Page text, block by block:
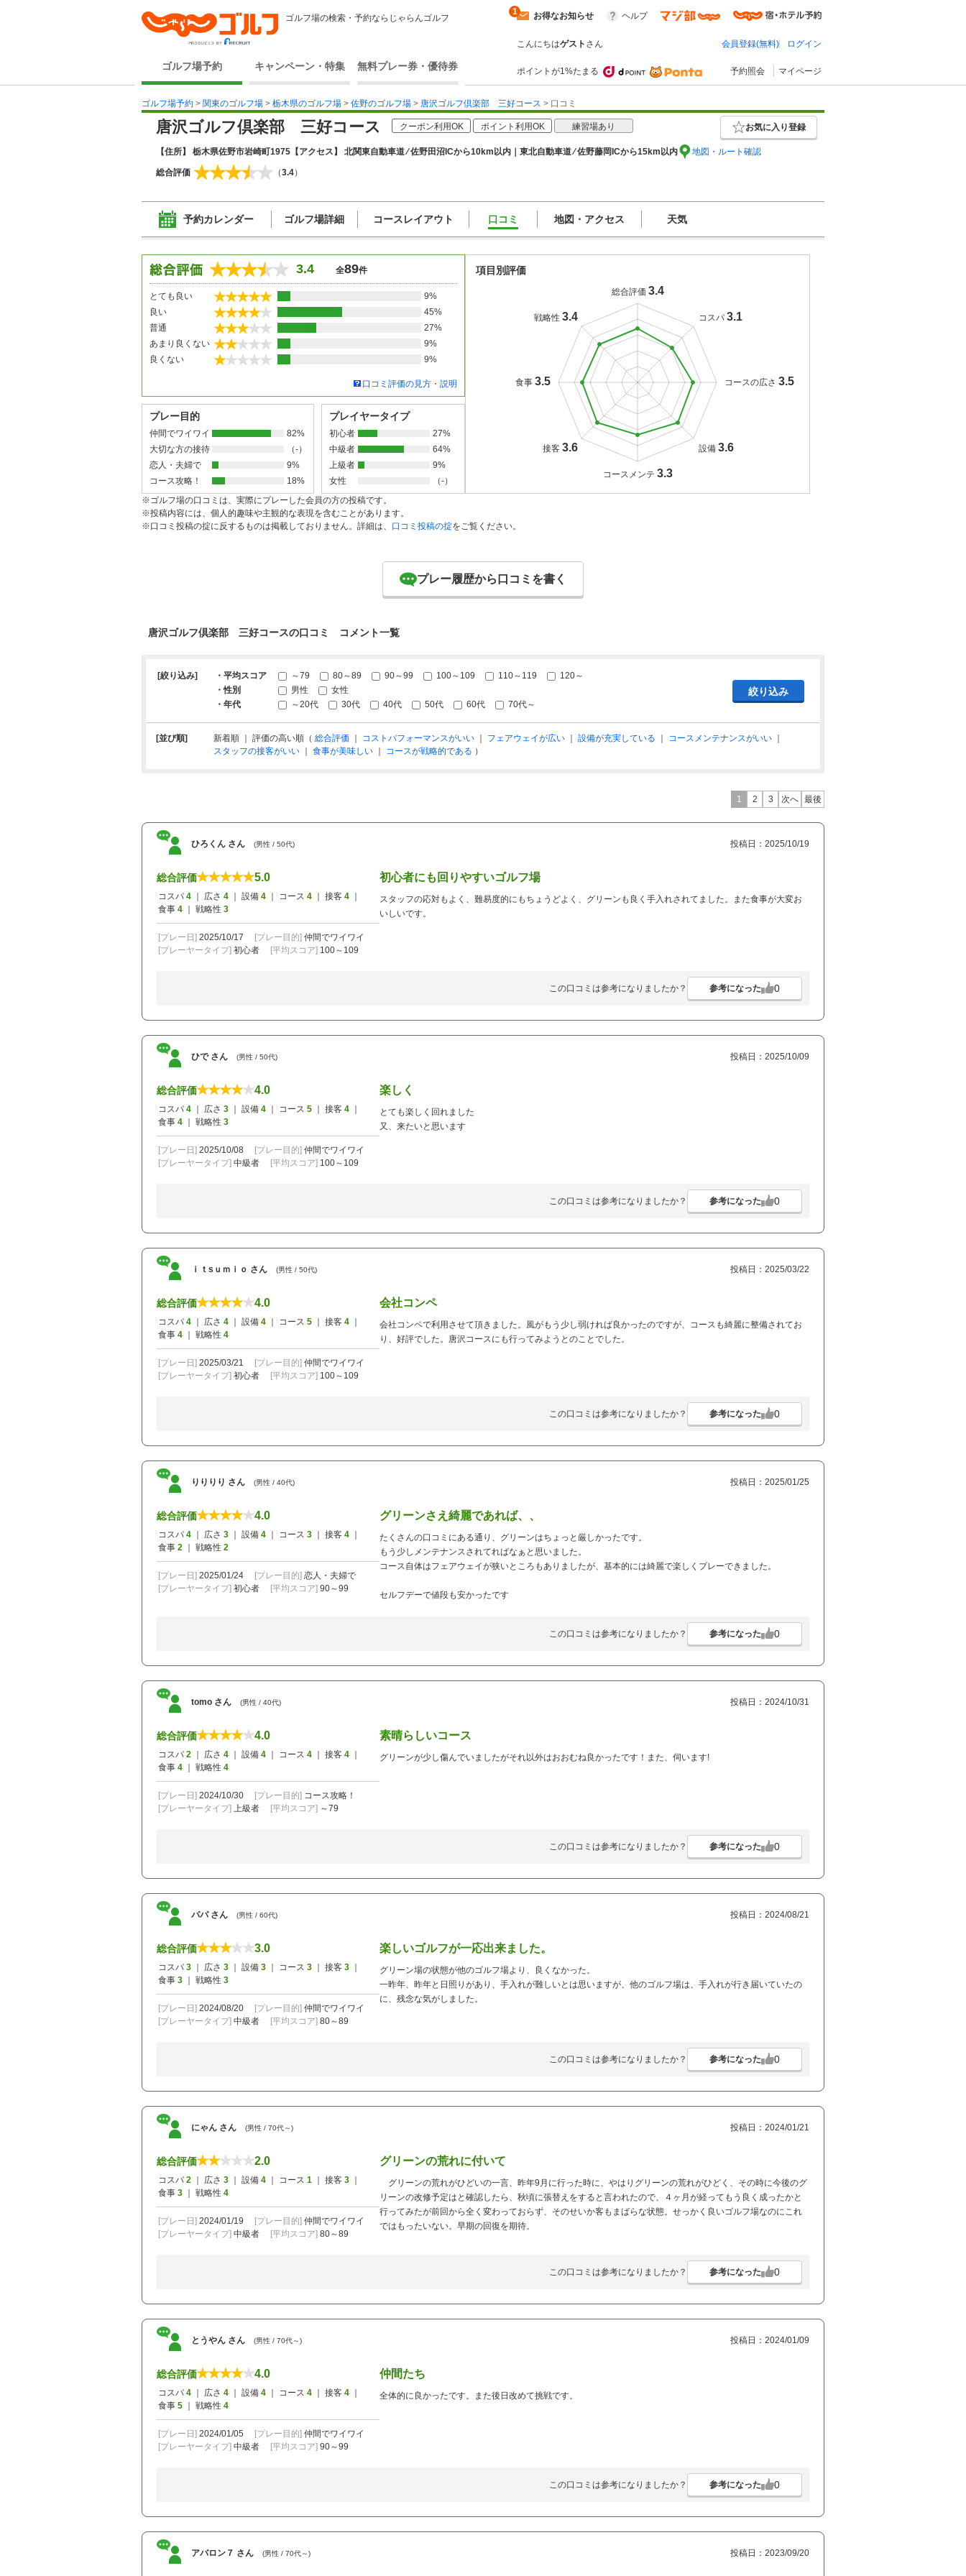
ゴルフ場の検索・予約ならじゃらんゴルフ
ゴルフ場予約 キャンペーン・特集 無料プレー券・優待券
お得なお知らせ
1 ヘルプ
こんにちはゲスト さん 会員登録(無料) ログイン
ポイントが1%たまる 予約照会 マイページ
ゴルフ場予約 > 関東のゴルフ場 > 栃木県のゴルフ場 > 佐野のゴルフ場 > 唐沢ゴルフ倶楽部 三好コース > 口コミ
唐沢ゴルフ倶楽部 三好コース クーポン利用OK ポイント利用OK 練習場あり お気に入り登録
【住所】 栃木県佐野市岩崎町1975 【アクセス】 北関東自動車道 ⁄ 佐野田沼ICから10km以内｜東北自動車道 ⁄ 佐野藤岡ICから15km以内 地図・ルート確認
総合評価 （3.4）
予約カレンダー ゴルフ場詳細 コースレイアウト 口コミ 地図・アクセス 天気
3.4 全89件
とても良い
9%
良い
45%
普通
27%
あまり良くない
9%
良くない
9%
口コミ評価の見方・説明
プレー目的
仲間でワイワイ
82%
大切な方の接待
（-）
恋人・夫婦で
9%
コース攻略！
18%
プレイヤータイプ
初心者
27%
中級者
64%
上級者
9%
女性
（-）
項目別評価
総合評価 3.4
コスパ 3.1
コースの広さ 3.5
設備 3.6
コースメンテ 3.3
接客 3.6
食事 3.5
戦略性 3.4
※ゴルフ場の口コミは、実際にプレーした会員の方の投稿です。
※投稿内容には、個人的趣味や主観的な表現を含むことがあります。
※口コミ投稿の掟に反するものは掲載しておりません。詳細は、 口コミ投稿の掟をご覧ください。
プレー履歴から口コミを書く
唐沢ゴルフ倶楽部 三好コースの口コミ コメント一覧
[絞り込み] ・平均スコア ～79 80～89 90～99 100～109 110～119
120～
・性別
男性
女性
・年代
～20代 30代 40代 50代 60代 70代～
[並び順] 新着順 ｜ 評価の高い順（ 総合評価 コストパフォーマンスがいい フェアウェイが広い 設備が充実している コースメンテナンスがいい
スタッフの接客がいい
食事が美味しい コースが戦略的である ）
1 2 3 次へ 最後
ひろくん さん (男性 / 50代) 投稿日：2025/10/19
総合評価 5.0
コスパ 4 ｜ 広さ 4 ｜ 設備 4 ｜ コース 4 ｜ 接客 4
食事 4 ｜ 戦略性 3
[プレー日] 2025/10/17 [プレー目的] 仲間でワイワイ
[プレーヤータイプ] 初心者 [平均スコア] 100～109
初心者にも回りやすいゴルフ場
スタッフの応対もよく、難易度的にもちょうどよく、グリーンも良く手入れされてました。また食事が大変お
いしいです。
この口コミは参考になりましたか？ 参考になった 0
ひで さん (男性 / 50代) 投稿日：2025/10/09
総合評価 4.0
コスパ 4 ｜ 広さ 3 ｜ 設備 4 ｜ コース 5 ｜ 接客 4
食事 4 ｜ 戦略性 3
[プレー日] 2025/10/08 [プレー目的] 仲間でワイワイ
[プレーヤータイプ] 中級者 [平均スコア] 100～109
楽しく
とても楽しく回れました
又、来たいと思います
この口コミは参考になりましたか？ 参考になった 0
ｉｔsｕｍｉｏ さん (男性 / 50代) 投稿日：2025/03/22
総合評価 4.0
コスパ 4 ｜ 広さ 4 ｜ 設備 4 ｜ コース 5 ｜ 接客 4
食事 4 ｜ 戦略性 4
[プレー日] 2025/03/21 [プレー目的] 仲間でワイワイ
[プレーヤータイプ] 初心者 [平均スコア] 100～109
会社コンペ
会社コンペで利用させて頂きました。風がもう少し弱ければ良かったのですが、コースも綺麗に整備されてお
り、好評でした。唐沢コースにも行ってみようとのことでした。
この口コミは参考になりましたか？ 参考になった 0
りりりり さん (男性 / 40代) 投稿日：2025/01/25
総合評価 4.0
コスパ 4 ｜ 広さ 3 ｜ 設備 4 ｜ コース 3 ｜ 接客 4
食事 2 ｜ 戦略性 2
[プレー日] 2025/01/24 [プレー目的] 恋人・夫婦で
[プレーヤータイプ] 初心者 [平均スコア] 90～99
グリーンさえ綺麗であれば、、
たくさんの口コミにある通り、グリーンはちょっと厳しかったです。
もう少しメンテナンスされてればなぁと思いました。
コース自体はフェアウェイが狭いところもありましたが、基本的には綺麗で楽しくプレーできました。
セルフデーで値段も安かったです
この口コミは参考になりましたか？ 参考になった 0
tomo さん (男性 / 40代) 投稿日：2024/10/31
総合評価 4.0
コスパ 2 ｜ 広さ 4 ｜ 設備 4 ｜ コース 4 ｜ 接客 4
食事 4 ｜ 戦略性 4
[プレー日] 2024/10/30 [プレー目的] コース攻略！
[プレーヤータイプ] 上級者 [平均スコア] ～79
素晴らしいコース
グリーンが少し傷んでいましたがそれ以外はおおむね良かったです！また、伺います!
この口コミは参考になりましたか？ 参考になった 0
パパ さん (男性 / 60代) 投稿日：2024/08/21
総合評価 3.0
コスパ 3 ｜ 広さ 3 ｜ 設備 3 ｜ コース 3 ｜ 接客 3
食事 3 ｜ 戦略性 3
[プレー日] 2024/08/20 [プレー目的] 仲間でワイワイ
[プレーヤータイプ] 中級者 [平均スコア] 80～89
楽しいゴルフが一応出来ました。
グリーン場の状態が他のゴルフ場より、良くなかった。
一昨年、昨年と日照りがあり、手入れが難しいとは思いますが、他のゴルフ場は、手入れが行き届いていたの
に、残念な気がしました。
この口コミは参考になりましたか？ 参考になった 0
にゃん さん (男性 / 70代～) 投稿日：2024/01/21
総合評価 2.0
コスパ 2 ｜ 広さ 3 ｜ 設備 4 ｜ コース 1 ｜ 接客 3
食事 3 ｜ 戦略性 4
[プレー日] 2024/01/19 [プレー目的] 仲間でワイワイ
[プレーヤータイプ] 中級者 [平均スコア] 80～89
グリーンの荒れに付いて
グリーンの荒れがひどいの一言、昨年9月に行った時に、やはりグリーンの荒れがひどく、その時に今後のグ
リーンの改修予定はと確認したら、秋頃に張替えをすると言われたので、４ヶ月が経ってもう良く成ったかと
行ってみたが前回から全く変わっておらず、そのせいか客もまばらな状態。せっかく良いゴルフ場なのにこれ
ではもったいない。早期の回復を期待。
この口コミは参考になりましたか？ 参考になった 0
とうやん さん (男性 / 70代～) 投稿日：2024/01/09
総合評価 4.0
コスパ 4 ｜ 広さ 4 ｜ 設備 4 ｜ コース 4 ｜ 接客 4
食事 5 ｜ 戦略性 4
[プレー日] 2024/01/05 [プレー目的] 仲間でワイワイ
[プレーヤータイプ] 中級者 [平均スコア] 90～99
仲間たち
全体的に良かったです。また後日改めて挑戦です。
この口コミは参考になりましたか？ 参考になった 0
アバロン７ さん (男性 / 70代～) 投稿日：2023/09/20